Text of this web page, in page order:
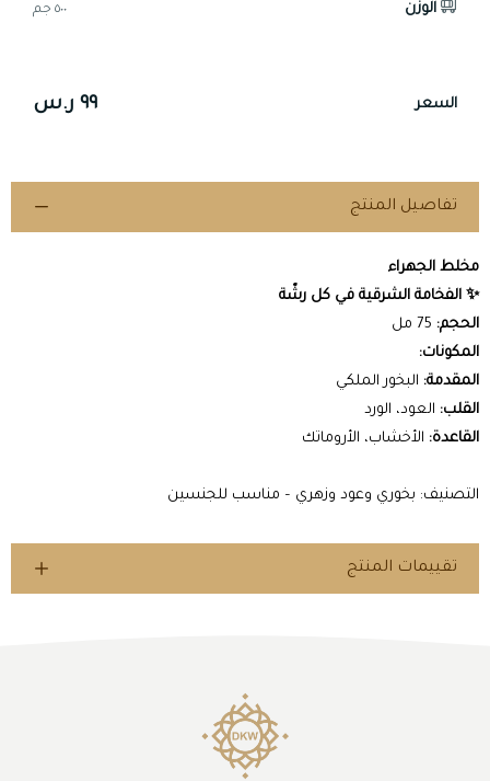
الوزن ٥٠٠ جم
السعر ٩٩ ر.س
تفاصيل المنتج
مخلط الجهراء
✨ الفخامة الشرقية في كل رشّة
الحجم:
المكونات:
المقدمة: البخور الملكي
القلب: العود، الورد
القاعدة: الأخشاب، الأروماتك
التصنيف: بخوري وعود وزهري – مناسب للجنسين
تقييمات المنتج